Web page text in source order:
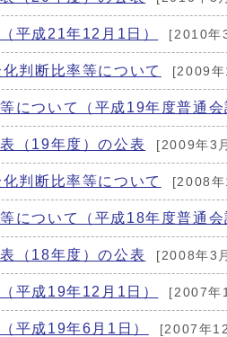
平成21年12月1日） [2010年
判断比率等について [2009
について（平成19年度普通会
（19年度）の公表 [2009年3
判断比率等について [2008
について（平成18年度普通会
（18年度）の公表 [2008年3
平成19年12月1日） [2007年
平成19年6月1日） [2007年